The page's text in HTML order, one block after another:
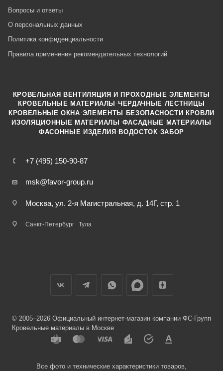
Вопросы и ответы
О персональных данных
Политика конфиденциальности
Правила применения рекомендательных технологий
+7 (495) 150-90-87
msk@favor-group.ru
Москва, ул. 2-я Магистральная, д. 14Г, стр. 1
Санкт-Петербург Тула
КРОВЕЛЬНАЯ ВЕНТИЛЯЦИЯ И ПРОХОДНЫЕ ЭЛЕМЕНТЫ
КРОВЕЛЬНЫЕ МАТЕРИАЛЫ ·ЧЕРДАЧНЫЕ ЛЕСТНИЦЫ
КРОВЕЛЬНЫЕ ОКНА ·ЭЛЕМЕНТЫ БЕЗОПАСНОСТИ КРОВЛИ
ИЗОЛЯЦИОННЫЕ МАТЕРИАЛЫ ·ФАСАДНЫЕ МАТЕРИАЛЫ
ФАСОННЫЕ ИЗДЕЛИЯ·ВОДОСТОК ·ЗАБОР
© 2005–2026 Официальный интернет-магазин компании ФС-Групп
Кровельные материалы в Москве
Все фото и технические характеристики товаров,